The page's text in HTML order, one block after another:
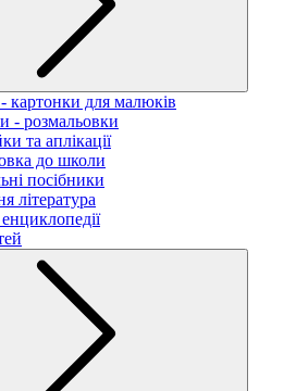
картонки для малюків
- розмальовки
та аплікації
до школи
посібники
література